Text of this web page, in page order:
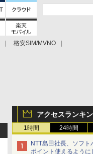
格安SIM/MVNO
アクセスランキ
1時間 24時間
NTT島田社長、ソフ
ポイント使えるように